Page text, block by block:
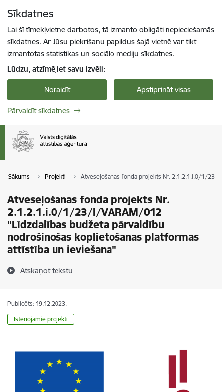
Sīkdatnes
Lai šī tīmekļvietne darbotos, tā izmanto obligāti nepieciešamās
sīkdatnes. Ar Jūsu piekrišanu papildus šajā vietnē var tikt
izmantotas statistikas un sociālo mediju sīkdatnes.
Lūdzu, atzīmējiet savu izvēli:
Noraidīt Apstiprināt visas
Pārvaldīt sīkdatnes
Sākums Projekti Atveseļošanas fonda projekts Nr. 2.1.2.1.i.0/1/23/
Atveseļošanas fonda projekts Nr.
2.1.2.1.i.0/1/23/I/VARAM/012
"Līdzdalības budžeta pārvaldību
nodrošinošas koplietošanas platformas
attīstība un ieviešana"
Atskaņot tekstu
Publicēts: 19.12.2023.
Īstenojamie projekti